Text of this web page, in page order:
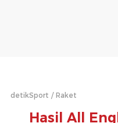
detikSport Raket
Hasil All